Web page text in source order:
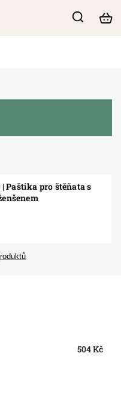
Paštika pro štěňata s
504Kč